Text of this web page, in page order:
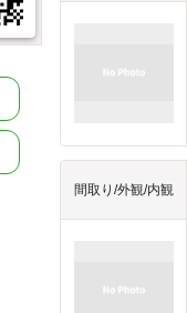
間取り/外観/内観